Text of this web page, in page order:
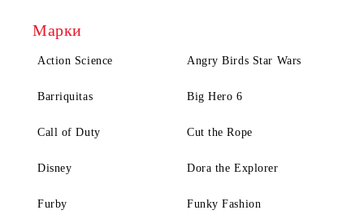
Марки
Action Science Angry Birds Star Wars
Barriquitas Big Hero 6
Call of Duty Cut the Rope
Disney Dora the Explorer
Furby Funky Fashion